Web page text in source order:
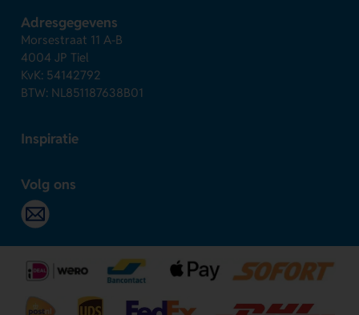
Adresgegevens
Morsestraat 11 A-B
4004 JP Tiel
KvK: 54142792
BTW: NL851187638B01
Inspiratie
Volg ons